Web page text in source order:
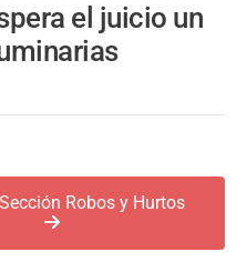
el juicio un
Robos y Hurtos